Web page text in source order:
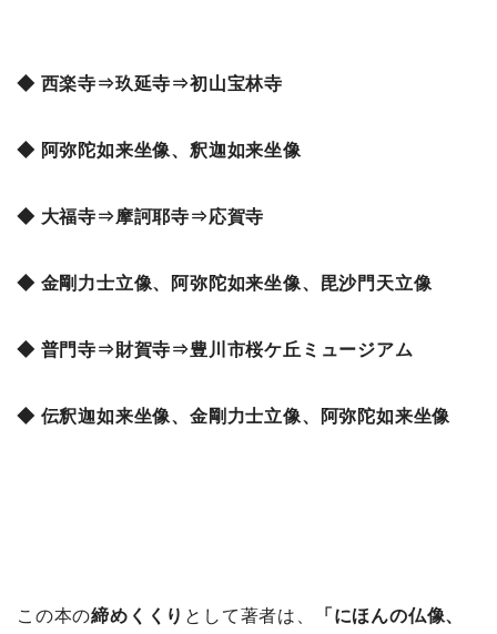
◆ 西楽寺⇒玖延寺⇒初山宝林寺
◆ 阿弥陀如来坐像、釈迦如来坐像
◆ 大福寺⇒摩訶耶寺⇒応賀寺
◆ 金剛力士立像、阿弥陀如来坐像、毘沙門天立像
◆ 普門寺⇒財賀寺⇒豊川市桜ケ丘ミュージアム
◆ 伝釈迦如来坐像、金剛力士立像、阿弥陀如来坐像
この本の締めくくり として著者は、 「にほんの仏像、